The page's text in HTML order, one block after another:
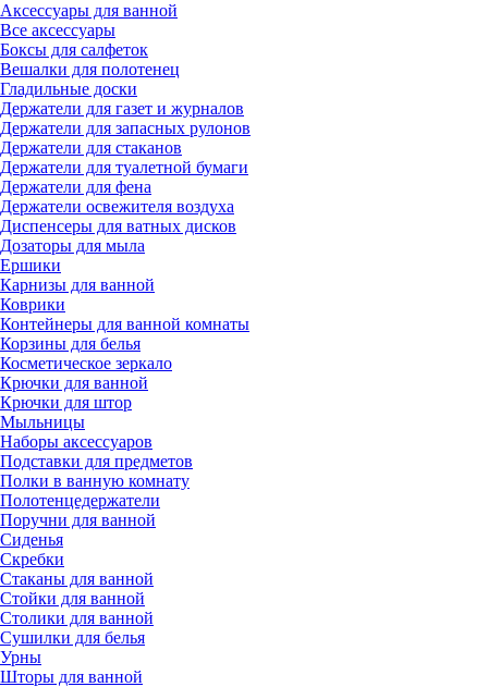
Аксессуары для ванной
Все аксессуары
Боксы для салфеток
Вешалки для полотенец
Гладильные доски
Держатели для газет и журналов
Держатели для запасных рулонов
Держатели для стаканов
Держатели для туалетной бумаги
Держатели для фена
Держатели освежителя воздуха
Диспенсеры для ватных дисков
Дозаторы для мыла
Ершики
Карнизы для ванной
Коврики
Контейнеры для ванной комнаты
Корзины для белья
Косметическое зеркало
Крючки для ванной
Крючки для штор
Мыльницы
Наборы аксессуаров
Подставки для предметов
Полки в ванную комнату
Полотенцедержатели
Поручни для ванной
Сиденья
Скребки
Стаканы для ванной
Стойки для ванной
Столики для ванной
Сушилки для белья
Урны
Шторы для ванной